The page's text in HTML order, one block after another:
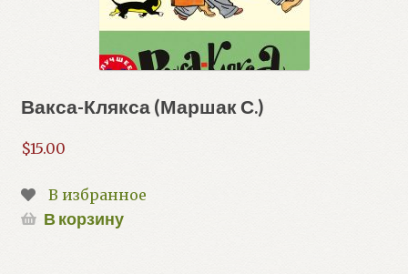
Вакса-Клякса (Маршак С.)
$15.00
В избранное
В корзину